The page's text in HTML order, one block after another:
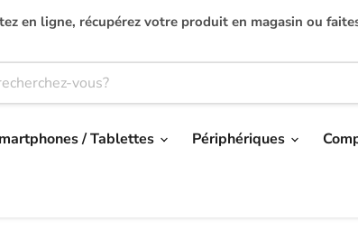
en ligne, récupérez votre produit en magasin ou
/ Tablettes Périphériques